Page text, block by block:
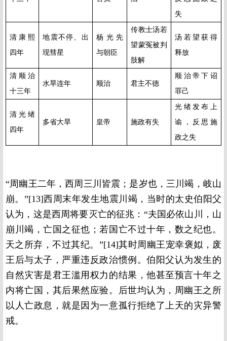
失
清康熙
四年
地震不停、出
现彗星
杨光先
与朝臣
传教士汤若
望蒙冤被判
肢解
汤若望获得
释放
清顺治
十三年
水旱连年 顺治 君主不德
顺治帝下诏
罪己
清光绪
四年
多省大旱 皇帝 施政有失
光绪发布上
谕，反思 施
政之失
“周幽王二年，西周三川皆震；是岁也，三川竭，岐山
崩。”[13]西周末年发生地震川竭，当时的太史伯阳父
认为，这是西周将要灭亡的征兆：“夫国必依山川，山
崩川竭，亡国之征也；若国亡不过十年，数之纪也。
天之所弃，不过其纪。”[14]其时周幽王宠幸褒姒，废
王后与太子，严重违反政治惯例。伯阳父认为发生的
自然灾害是君王滥用权力的结果，他甚至预言十年之
内将亡国，其后果然应验。后世均认为，周幽王之所
以人亡政息，就是因为一意孤行拒绝了上天的灾异警
戒。